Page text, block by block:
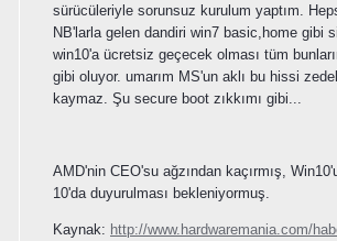
sürücüleriyle sorunsuz kurulum yaptım.
NB'larla gelen dandiri win7 basic,home gibi
win10'a ücretsiz geçecek olması tüm
gibi oluyor. umarım MS'un aklı bu hissi
kaymaz. Şu secure boot zıkkımı gibi...
AMD'nin CEO'su ağzından kaçırmış,
10'da duyurulması bekleniyormuş.
Kaynak: http://www.hardwaremania.com/